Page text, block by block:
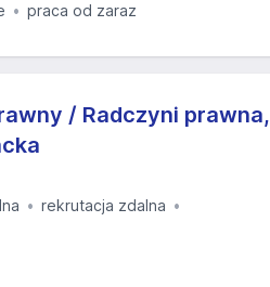
praca od zaraz
/ Radczyni prawna,
rekrutacja zdalna